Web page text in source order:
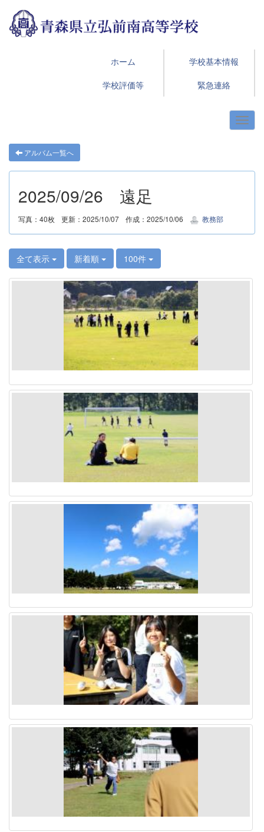
ホーム
学校基本情報
学校評価等
緊急連絡
アルバム一覧へ
2025/09/26 遠足
写真：40枚 更新：2025/10/07 作成：2025/10/06 教務部
全て表示 新着順 100件